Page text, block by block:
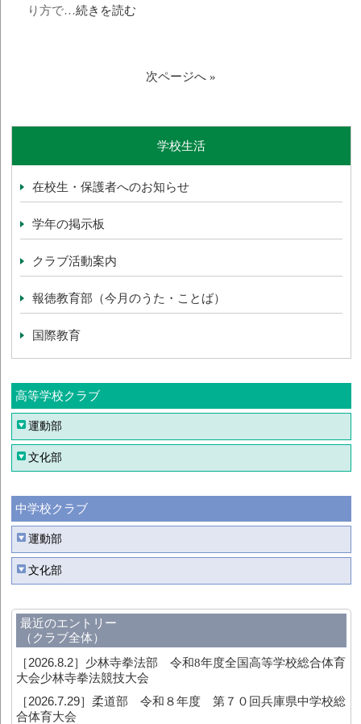
り方で…続きを読む
次ページへ »
学校生活
在校生・保護者へのお知らせ
学年の掲示板
クラブ活動案内
報徳教育部（今月のうた・ことば）
国際教育
高等学校クラブ
運動部
文化部
中学校クラブ
運動部
文化部
最近のエントリー
（クラブ全体）
［2026.8.2］ 少林寺拳法部 令和8年度全国高等学校総合体育
大会少林寺拳法競技大会
［2026.7.29］柔道部 令和８年度 第７０回兵庫県中学校総
合体育大会